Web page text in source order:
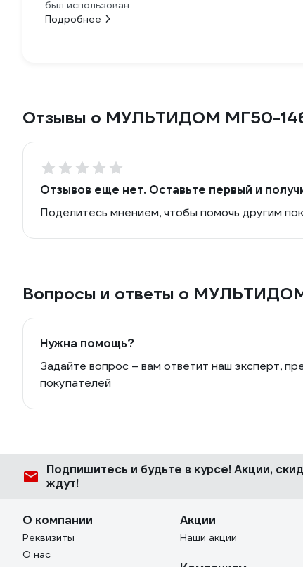
был использован
Подробнее
Отзывы о МУЛЬТИДОМ МГ50-
Отзывов еще нет. Оставьте первый и
Поделитесь мнением, чтобы помочь другим
Вопросы и ответы о
Нужна помощь?
Задайте вопрос – вам ответит наш эксперт,
покупателей
Подпишитесь и будьте в курсе! Акции,
ждут!
О компании
Реквизиты
О нас
Акции
Наши акции